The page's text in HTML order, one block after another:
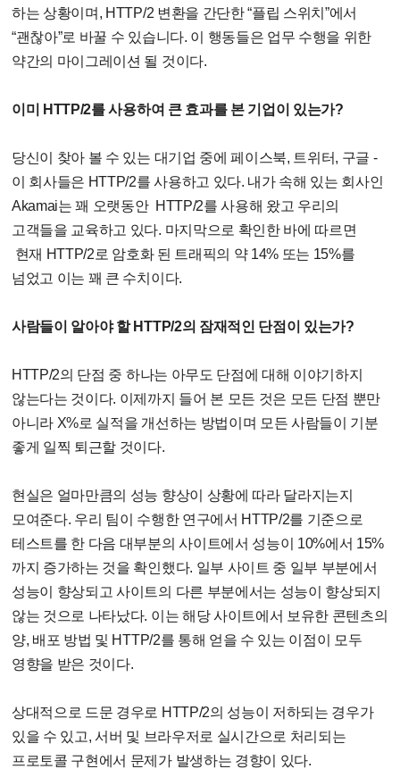
하는 상황이며, HTTP/2 변환을 간단한 “플립 스위치”에서
“괜찮아”로 바꿀 수 있습니다. 이 행동들은 업무 수행을 위한
약간의 마이그레이션 될 것이다.
이미 HTTP/2를 사용하여 큰 효과를 본 기업이 있는가?
당신이 찾아 볼 수 있는 대기업 중에 페이스북, 트위터, 구글 -
이 회사들은 HTTP/2를 사용하고 있다. 내가 속해 있는 회사인
Akamai는 꽤 오랫동안 HTTP/2를 사용해 왔고 우리의
고객들을 교육하고 있다. 마지막으로 확인한 바에 따르면
현재 HTTP/2로 암호화 된 트래픽의 약 14% 또는 15%를
넘었고 이는 꽤 큰 수치이다.
사람들이 알아야 할 HTTP/2의 잠재적인 단점이 있는가?
HTTP/2의 단점 중 하나는 아무도 단점에 대해 이야기하지
않는다는 것이다. 이제까지 들어 본 모든 것은 모든 단점 뿐만
아니라 X%로 실적을 개선하는 방법이며 모든 사람들이 기분
좋게 일찍 퇴근할 것이다.
현실은 얼마만큼의 성능 향상이 상황에 따라 달라지는지
모여준다. 우리 팀이 수행한 연구에서 HTTP/2를 기준으로
테스트를 한 다음 대부분의 사이트에서 성능이 10%에서 15%
까지 증가하는 것을 확인했다. 일부 사이트 중 일부 부분에서
성능이 향상되고 사이트의 다른 부분에서는 성능이 향상되지
않는 것으로 나타났다. 이는 해당 사이트에서 보유한 콘텐츠의
양, 배포 방법 및 HTTP/2를 통해 얻을 수 있는 이점이 모두
영향을 받은 것이다.
상대적으로 드문 경우로 HTTP/2의 성능이 저하되는 경우가
있을 수 있고, 서버 및 브라우저로 실시간으로 처리되는
프로토콜 구현에서 문제가 발생하는 경향이 있다.